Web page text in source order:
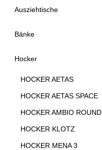
Ausziehtische
Bänke
Hocker
HOCKER AETAS
HOCKER AETAS SPACE
HOCKER AMBIO ROUND
HOCKER KLOTZ
HOCKER MENA 3